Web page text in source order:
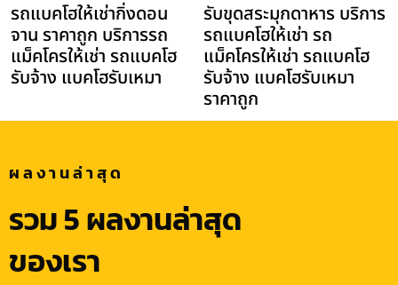
รถแบคโฮให้เช่ากิ่งดอน
จาน ราคาถูก บริการรถ
แม็คโครให้เช่า รถแบคโฮ
รับจ้าง แบคโฮรับเหมา
รับขุดสระมุกดาหาร บริการ
รถแบคโฮให้เช่า รถ
แม็คโครให้เช่า รถแบคโฮ
รับจ้าง แบคโฮรับเหมา
ราคาถูก
ผลงานล่าสุด
รวม 5 ผลงานล่าสุด
ของเรา